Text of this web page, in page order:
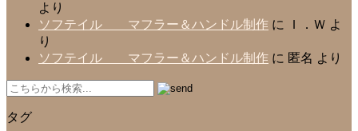
より
ソフテイル マフラー＆ハンドル制作 に Ｉ．Ｗ よ
り
ソフテイル マフラー＆ハンドル制作 に 匿名 より
タグ